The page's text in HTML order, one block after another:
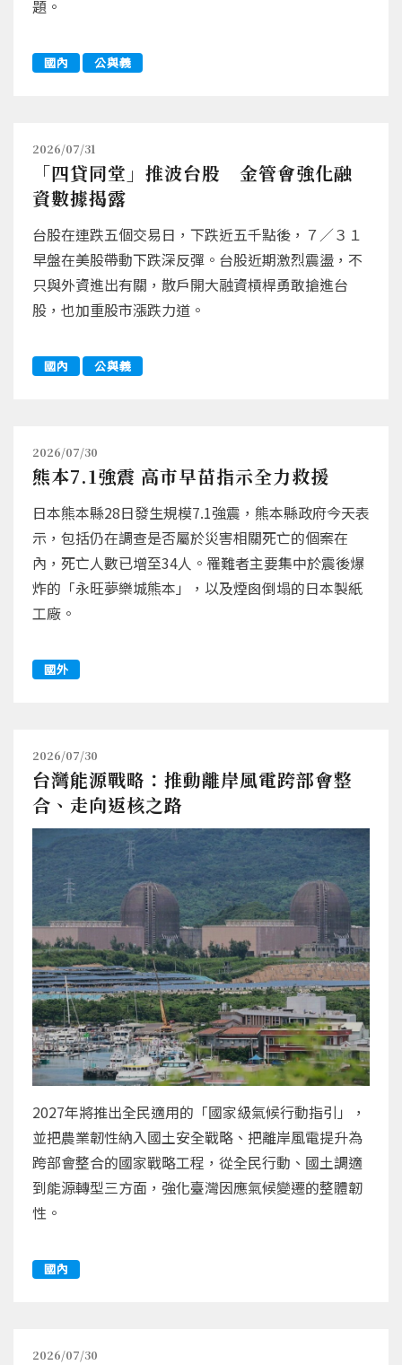
題。
國內 公與義
2026/07/31
「四貸同堂」推波台股 金管會強化融
資數據揭露
台股在連跌五個交易日，下跌近五千點後，７／３１
早盤在美股帶動下跌深反彈。台股近期激烈震盪，不
只與外資進出有關，散戶開大融資槓桿勇敢搶進台
股，也加重股市漲跌力道。
國內 公與義
2026/07/30
熊本7.1強震 高市早苗指示全力救援
日本熊本縣28日發生規模7.1強震，熊本縣政府今天表
示，包括仍在調查是否屬於災害相關死亡的個案在
內，死亡人數已增至34人。罹難者主要集中於震後爆
炸的「永旺夢樂城熊本」，以及煙囪倒塌的日本製紙
工廠。
國外
2026/07/30
台灣能源戰略：推動離岸風電跨部會整
合、走向返核之路
2027年將推出全民適用的「國家級氣候行動指引」，
並把農業韌性納入國土安全戰略、把離岸風電提升為
跨部會整合的國家戰略工程，從全民行動、國土調適
到能源轉型三方面，強化臺灣因應氣候變遷的整體韌
性。
國內
2026/07/30